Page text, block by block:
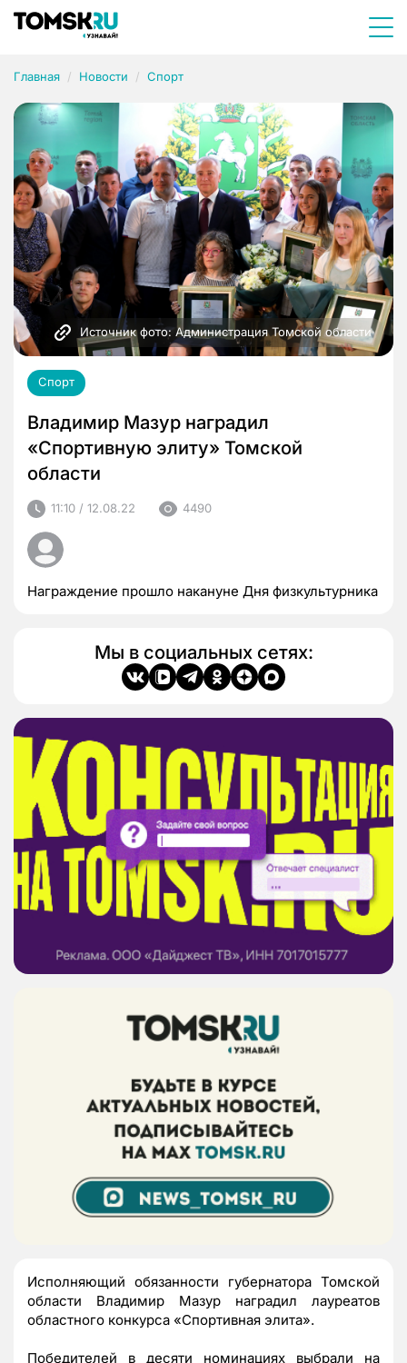
Главная Новости Спорт
Источник фото: Администрация Томской области
Спорт
Владимир Мазур наградил
«Спортивную элиту» Томской
области
11:10 / 12.08.22 4490
Награждение прошло накануне Дня физкультурника
Мы в социальных сетях:
Исполняющий обязанности губернатора Томской
области Владимир Мазур наградил лауреатов
областного конкурса «Спортивная элита».
Победителей в десяти номинациях выбрали на